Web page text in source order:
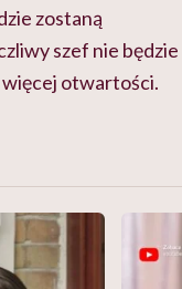
zostaną
szef nie będzie
więcej otwartości.